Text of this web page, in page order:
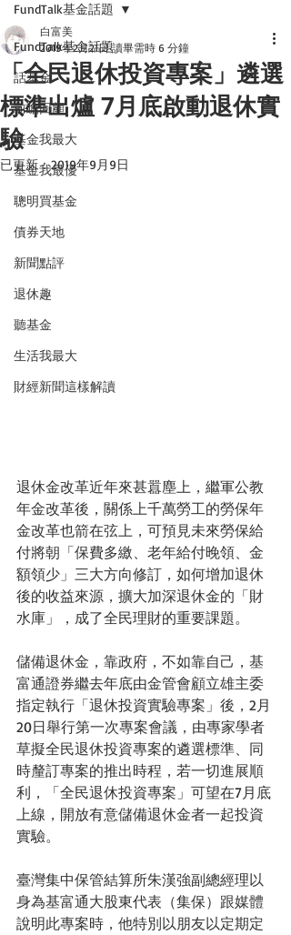
FundTalk基金話題
話基金
前瞻回顧
基金我最大
基金我最優
聰明買基金
債券天地
新聞點評
退休趣
聽基金
生活我最大
財經新聞這樣解讀
FundTalk基金話題
「全民退休投資專案」遴選
標準出爐 7月底啟動退休實
驗
白富美
2019年2月21日 讀畢需時 6 分鐘
已更新：2019年9月9日
退休金改革近年來甚囂塵上，繼軍公教
年金改革後，關係上千萬勞工的勞保年
金改革也箭在弦上，可預見未來勞保給
付將朝「保費多繳、老年給付晚領、金
額領少」三大方向修訂，如何增加退休
後的收益來源，擴大加深退休金的「財
水庫」，成了全民理財的重要課題。
儲備退休金，靠政府，不如靠自己，基
富通證券繼去年底由金管會顧立雄主委
指定執行「退休投資實驗專案」後，2月
20日舉行第一次專案會議，由專家學者
草擬全民退休投資專案的遴選標準、同
時釐訂專案的推出時程，若一切進展順
利，「全民退休投資專案」可望在7月底
上線，開放有意儲備退休金者一起投資
實驗。
臺灣集中保管結算所朱漢強副總經理以
身為基富通大股東代表（集保）跟媒體
說明此專案時，他特別以朋友以定期定